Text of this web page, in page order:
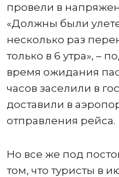
провели в
«Должны были
несколько раз
только в 6 утра», –
время ожидания
часов заселили в
доставили в
отправления рейса.
Но все же под
том, что туристы в